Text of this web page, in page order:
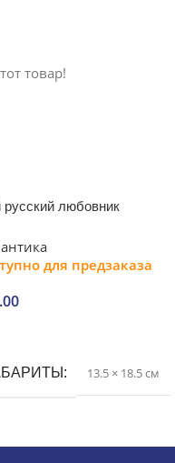
товар!
любовник
для предзаказа
13.5 × 18.5 см